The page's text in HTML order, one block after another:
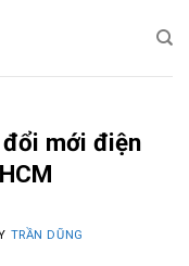
mới điện
TRẦN DŨNG